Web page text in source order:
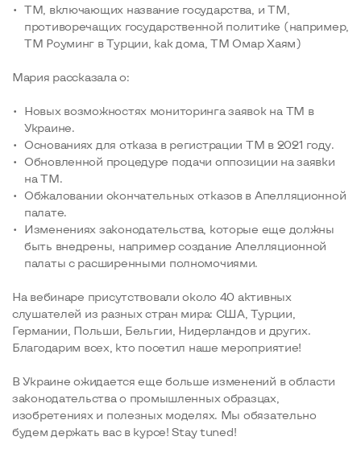
ТМ, включающих название государства, и ТМ,
противоречащих государственной политике (например,
ТМ Роуминг в Турции, как дома, ТМ Омар Хаям)
Мария рассказала о:
Новых возможностях мониторинга заявок на ТМ в
Украине.
Основаниях для отказа в регистрации ТМ в 2021 году.
Обновленной процедуре подачи оппозиции на заявки
на TM.
Обжаловании окончательных отказов в Апелляционной
палате.
Изменениях законодательства, которые еще должны
быть внедрены, например создание Апелляционной
палаты с расширенными полномочиями.
На вебинаре присутствовали около 40 активных
слушателей из разных стран мира: США, Турции,
Германии, Польши, Бельгии, Нидерландов и других.
Благодарим всех, кто посетил наше мероприятие!
В Украине ожидается еще больше изменений в области
законодательства о промышленных образцах,
изобретениях и полезных моделях. Мы обязательно
будем держать вас в курсе! Stay tuned!